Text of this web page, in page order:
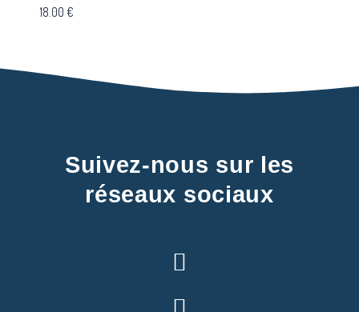
18.00 €
Suivez-nous sur les
réseaux sociaux